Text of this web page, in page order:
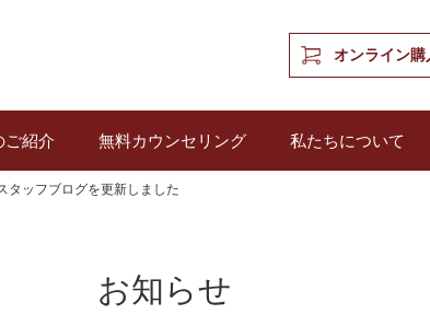
オンライン購
ご紹介 無料カウンセリング 私たちについて
タッフブログを更新しました
お知らせ